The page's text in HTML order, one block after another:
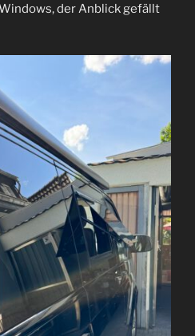
der Anblick gefällt